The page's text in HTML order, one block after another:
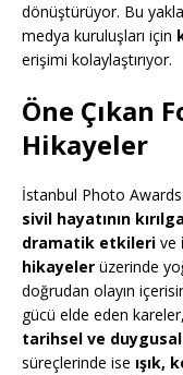
dönüştürüyor. Bu
medya kuruluşları için
erişimi kolaylaştırıyor.
Öne Çıkan
Hikayeler
İstanbul Photo Awards
sivil hayatının
dramatik etkileri ve
hikayeler üzerinde
doğrudan olayın
gücü elde eden
tarihsel ve
süreçlerinde ise ışık,